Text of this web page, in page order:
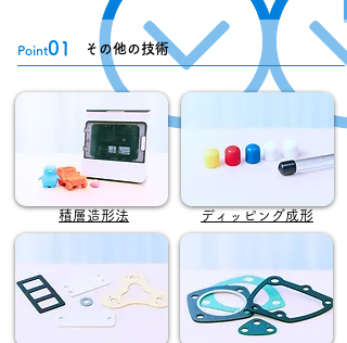
Point01 その他の技術
積層造形法 ディッピング成形